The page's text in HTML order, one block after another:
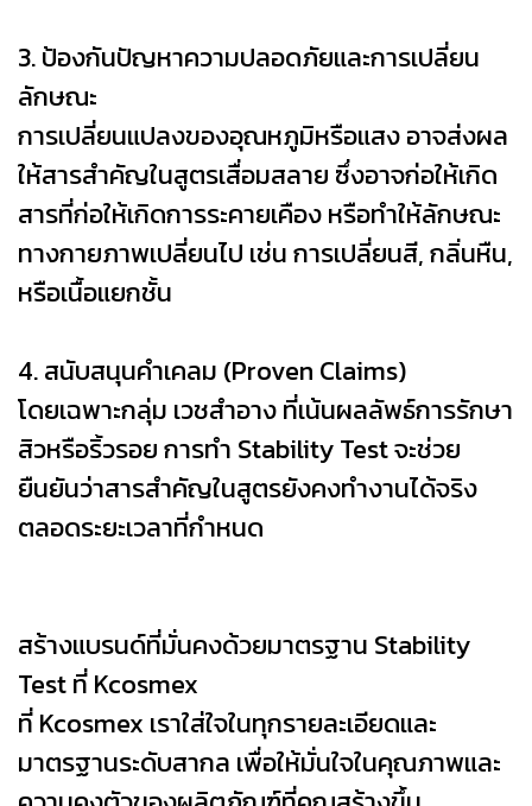
3. ป้องกันปัญหาความปลอดภัยและการเปลี่ยน
ลักษณะ
การเปลี่ยนแปลงของอุณหภูมิหรือแสง อาจส่งผล
ให้สารสำคัญในสูตรเสื่อมสลาย ซึ่งอาจก่อให้เกิด
สารที่ก่อให้เกิดการระคายเคือง หรือทำให้ลักษณะ
ทางกายภาพเปลี่ยนไป เช่น การเปลี่ยนสี, กลิ่นหืน,
หรือเนื้อแยกชั้น
4. สนับสนุนคำเคลม (Proven Claims)
โดยเฉพาะกลุ่ม เวชสำอาง ที่เน้นผลลัพธ์การรักษา
สิวหรือริ้วรอย การทำ Stability Test จะช่วย
ยืนยันว่าสารสำคัญในสูตรยังคงทำงานได้จริง
ตลอดระยะเวลาที่กำหนด
สร้างแบรนด์ที่มั่นคงด้วยมาตรฐาน Stability
Test ที่ Kcosmex
ที่ Kcosmex เราใส่ใจในทุกรายละเอียดและ
มาตรฐานระดับสากล เพื่อให้มั่นใจในคุณภาพและ